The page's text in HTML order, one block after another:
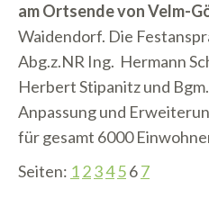
am Ortsende von Velm-
Waidendorf. Die
Abg.z.NR Ing. Hermann
Herbert Stipanitz und
Anpassung und
für gesamt 6000
Seiten: 1234567